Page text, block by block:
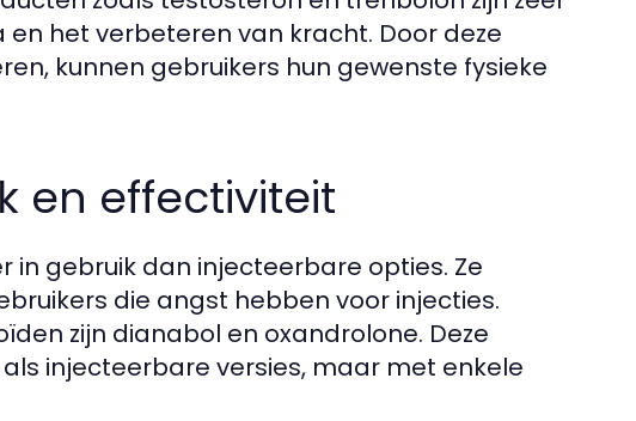
het verbeteren van kracht. Door deze
kunnen gebruikers hun gewenste fysieke
en effectiviteit
in gebruik dan injecteerbare opties. Ze
die angst hebben voor injecties.
zijn dianabol en oxandrolone. Deze
injecteerbare versies, maar met enkele